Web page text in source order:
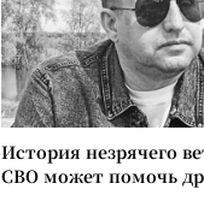
История незрячего
СВО может помочь